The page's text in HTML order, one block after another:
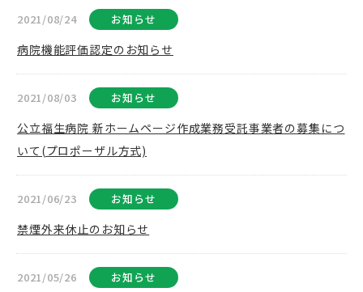
2021/08/24 お知らせ
病院機能評価認定のお知らせ
2021/08/03 お知らせ
公立福生病院 新ホームページ作成業務受託事業者の募集につ
いて(プロポーザル方式)
2021/06/23 お知らせ
禁煙外来休止のお知らせ
2021/05/26 お知らせ